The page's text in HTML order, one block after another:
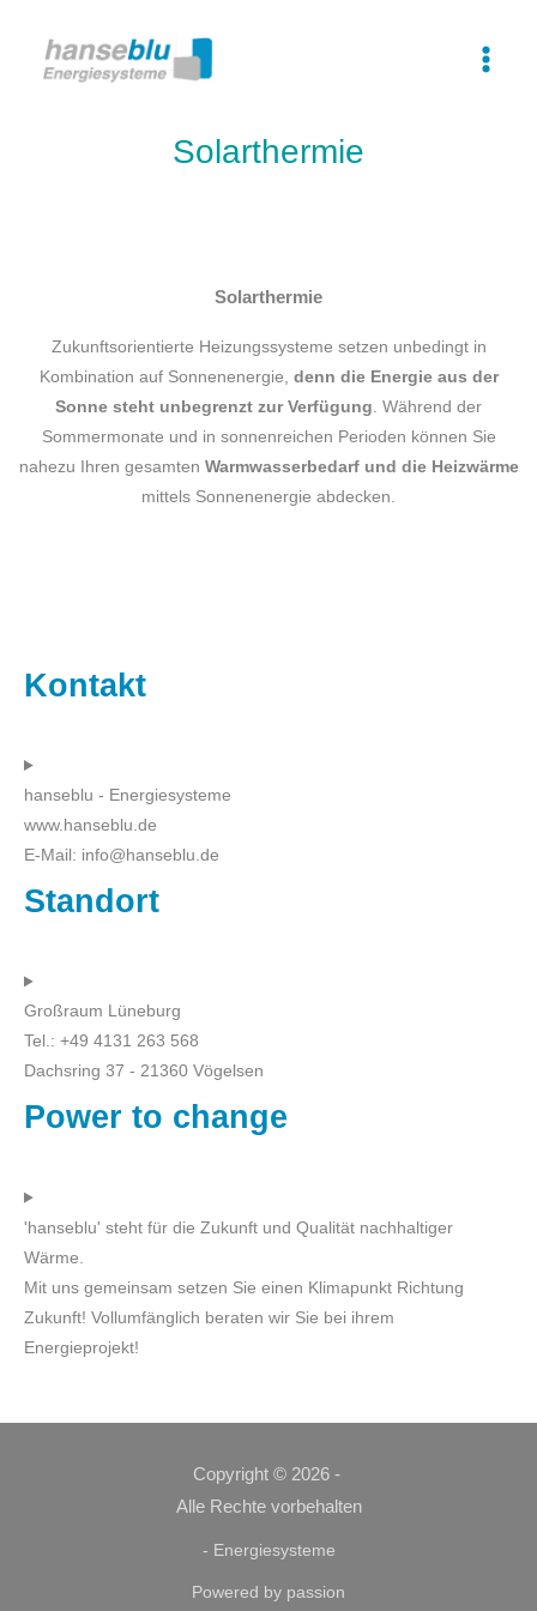
springen
Menu
Solarthermie
Solarthermie
Zukunftsorientierte Heizungssysteme setzen unbedingt in
Kombination auf Sonnenenergie, denn die Energie aus der
Sonne steht unbegrenzt zur Verfügung. Während der
Sommermonate und in sonnenreichen Perioden können Sie
nahezu Ihren gesamten Warmwasserbedarf und die Heizwärme
mittels Sonnenenergie abdecken.
Kontakt
hanseblu - Energiesysteme
www.hanseblu.de
E-Mail: info@hanseblu.de
Standort
Großraum Lüneburg
Tel.: +49 4131 263 568
Dachsring 37 - 21360 Vögelsen
Power to change
'hanseblu' steht für die Zukunft und Qualität nachhaltiger
Wärme.
Mit uns gemeinsam setzen Sie einen Klimapunkt Richtung
Zukunft! Vollumfänglich beraten wir Sie bei ihrem
Energieprojekt!
Copyright © 2026 -
Alle Rechte vorbehalten
- Energiesysteme
Powered by passion